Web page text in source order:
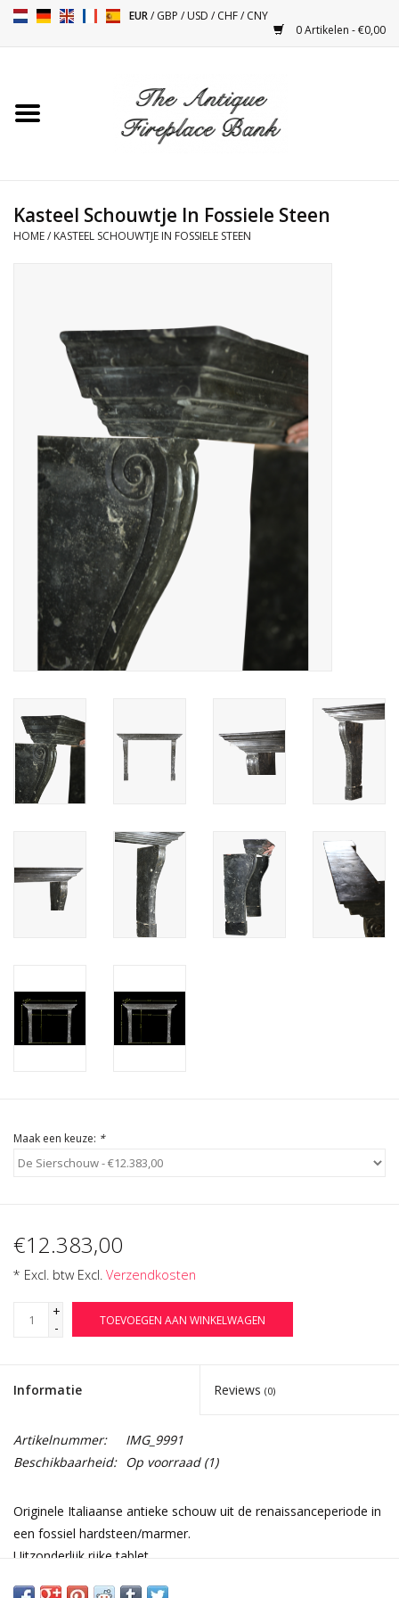
EUR/GBP /USD /CHF/CNY
0 Artikelen - €0,00
Toebehoren
Antiquiteiten en Vintage
Decoratieve Outdoor
Objecten
Vloeren - Steen, Terra Cotta
& Marmer
Outlet
Tevreden Klanten
Antieke Marmers
AI-Ready Database
Login
Kasteel Schouwtje In Fossiele Steen
HOME/ KASTEEL SCHOUWTJE IN FOSSIELE STEEN
Maak een keuze: *
€12.383,00
* Excl. btw Excl. Verzendkosten
+
-
TOEVOEGEN AAN WINKELWAGEN
Informatie Reviews (0)
Artikelnummer:
IMG_9991
Beschikbaarheid: Op voorraad(1)
Originele Italiaanse antieke schouw uit de renaissanceperiode in
een fossiel hardsteen/marmer.
Uitzonderlijk rijke tablet.